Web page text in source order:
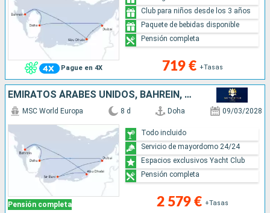
Pague en 4X 719 € +Tasas
Club para niños desde los 3 años
Paquete de bebidas disponible
Pensión completa
EMIRATOS ÁRABES UNIDOS, BAHREÏN, QATAR
Pensión completa
MSC World Europa 8 d Doha 09/03/2028
2 579 € +Tasas
Todo incluido
Servicio de mayordomo 24/24
Espacios exclusivos Yacht Club
Pensión completa